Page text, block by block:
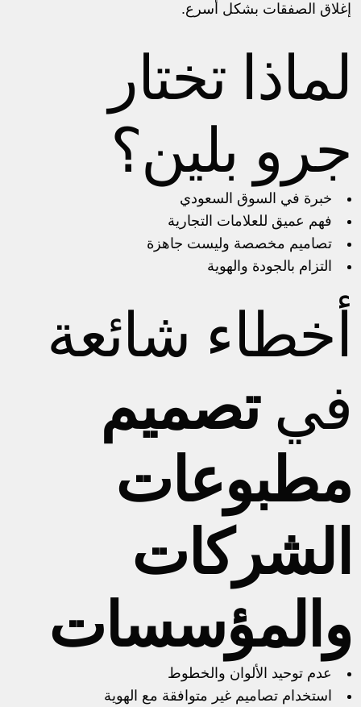
إغلاق الصفقات بشكل أسرع.
لماذا تختار
جرو بلين؟
خبرة في السوق السعودي
فهم عميق للعلامات التجارية
تصاميم مخصصة وليست جاهزة
التزام بالجودة والهوية
أخطاء شائعة
فيتصميم
مطبوعات
الشركات
والمؤسسات
عدم توحيد الألوان والخطوط
استخدام تصاميم غير متوافقة مع الهوية